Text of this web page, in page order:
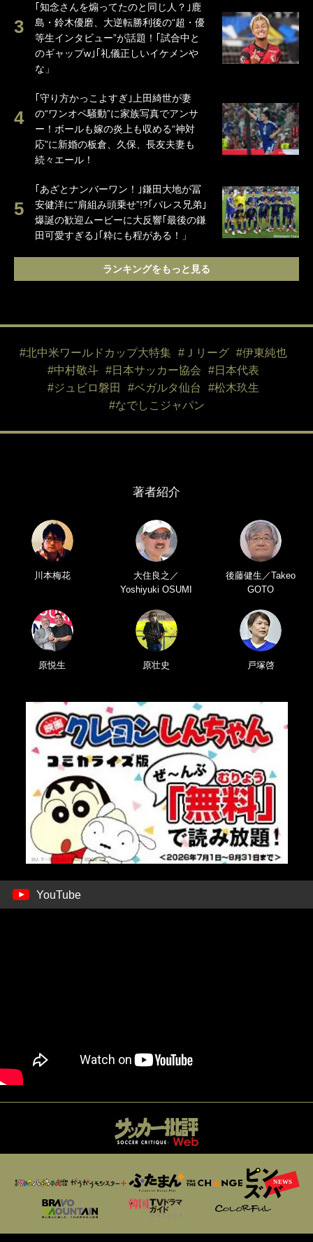
｢知念さんを煽ってたのと同じ人？｣鹿
島・鈴木優磨、大逆転勝利後の“超・優
等生インタビュー”が話題！｢試合中と
のギャップw｣｢礼儀正しいイケメンや
な」
｢守り方かっこよすぎ｣上田綺世が妻
の“ワンオペ騒動”に家族写真でアンサ
ー！ボールも嫁の炎上も収める“神対
応”に新婚の板倉、久保、長友夫妻も
続々エール！
｢あざとナンバーワン！｣鎌田大地が冨
安健洋に“肩組み頭乗せ”!?｢パレス兄弟｣
爆誕の歓迎ムービーに大反響｢最後の鎌
田可愛すぎる｣｢粋にも程がある！」
ランキングをもっと見る
#北中米ワールドカップ大特集 #Ｊリーグ
#伊東純也
#中村敬斗
#日本サッカー協会
#日本代表
#ジュビロ磐田
#ベガルタ仙台
#松木玖生
#なでしこジャパン
著者紹介
川本梅花
大住良之／
Yoshiyuki OSUMI
後藤健生／Takeo
GOTO
原悦生 原壮史 戸塚啓
YouTube